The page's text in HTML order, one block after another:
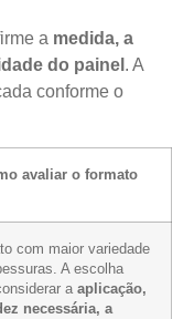
a medida, a
do painel . A
conforme o
avaliar o formato
com maior variedade
A escolha
a aplicação,
necessária, a